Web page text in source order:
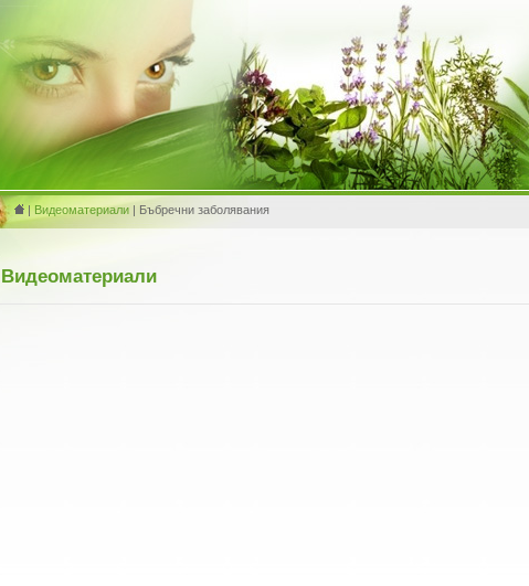
|Видеоматериали | Бъбречни заболявания
Видеоматериали